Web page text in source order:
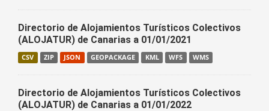
Directorio de Alojamientos Turísticos Colectivos
(ALOJATUR) de Canarias a 01/01/2021
CSV ZIP JSON GEOPACKAGE KML WFS WMS
Directorio de Alojamientos Turísticos Colectivos
(ALOJATUR) de Canarias a 01/01/2022